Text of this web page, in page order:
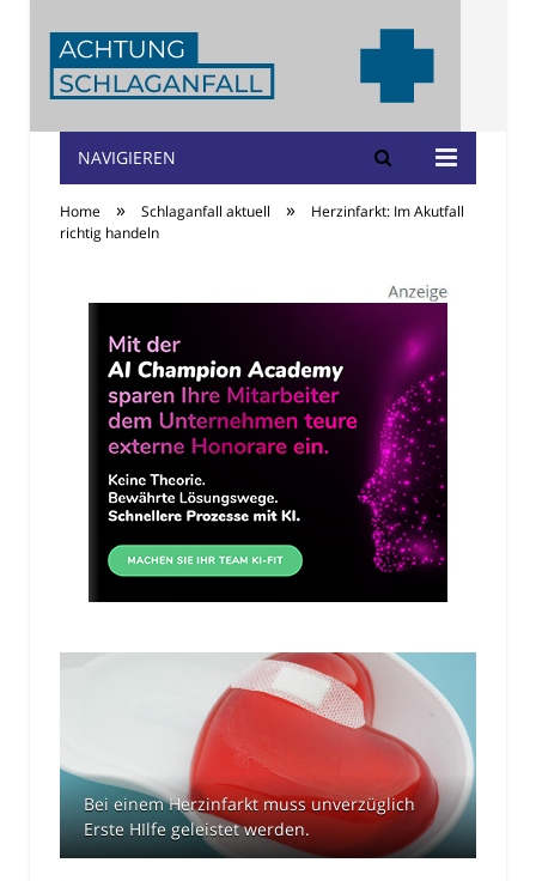
Achtung
Schlaganfall
NAVIGIEREN
Home » Schlaganfall aktuell »
Herzinfarkt: Im Akutfall
richtig handeln
Bei einem Herzinfarkt muss unverzüglich
Erste HIlfe geleistet werden.